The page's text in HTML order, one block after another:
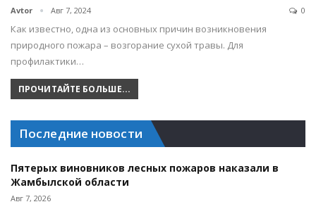
Avtor Авг 7, 2024 0
Как известно, одна из основных причин возникновения
природного пожара – возгорание сухой травы. Для
профилактики…
ПРОЧИТАЙТЕ БОЛЬШЕ...
Последние новости
Пятерых виновников лесных пожаров наказали в
Жамбылской области
Авг 7, 2026